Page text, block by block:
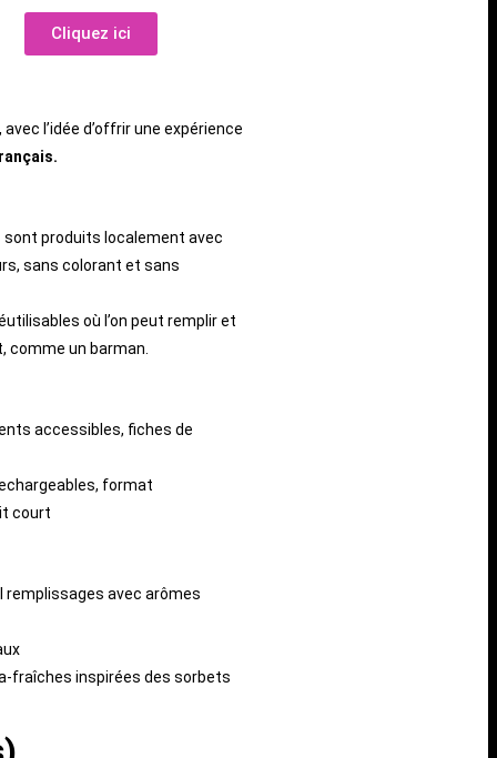
Cliquez ici
l’idée d’offrir une expérience
sont produits localement avec
sans colorant et sans
où l’on peut remplir et
comme un barman.
accessibles, fiches de
format
court
avec arômes
fraîches inspirées des sorbets